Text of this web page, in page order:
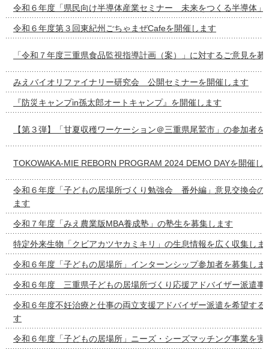
令和６年度「県民向け半導体産業セミナー 未来をつくる半導体」
令和６年度第３回東紀州ごちゃまぜCafeを開催します
「令和７年度三重県食品監視指導計画（案）」に対するご意見を募
みえバイオリファイナリー研究会 公開セミナーを開催します
『防災キャンプin孫太郎オートキャンプ』を開催します
【第３弾】「甘夏収穫ワーケーション＠三重県尾鷲市」の参加者を
TOKOWAKA-MIE REBORN PROGRAM 2024 DEMO DAYを開催し
令和６年度「子どもの居場所づくり勉強会 番外編」意見交換会の
ます
令和７年度「みえ農業版MBA養成塾」の塾生を募集します
特定外来生物「クビアカツヤカミキリ」の生息情報を広く収集しま
令和６年度「子どもの居場所」インターンシップ参加者を募集しま
令和６年度 三重県子どもの居場所づくり応援アドバイザー派遣事
令和６年度不妊治療と仕事の両立支援アドバイザー派遣を希望する
す
令和６年度「子どもの居場所」ニーズ・シーズマッチング事業を実